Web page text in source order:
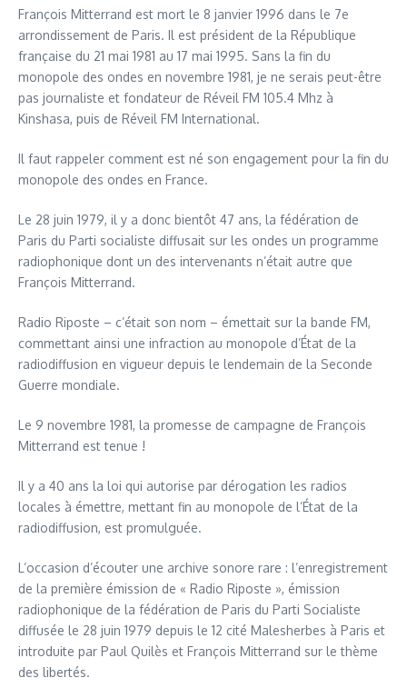
François Mitterrand est mort le 8 janvier 1996 dans le 7e
arrondissement de Paris. Il est président de la République
française du 21 mai 1981 au 17 mai 1995. Sans la fin du
monopole des ondes en novembre 1981, je ne serais peut-être
pas journaliste et fondateur de Réveil FM 105.4 Mhz à
Kinshasa, puis de Réveil FM International.
Il faut rappeler comment est né son engagement pour la fin du
monopole des ondes en France.
Le 28 juin 1979, il y a donc bientôt 47 ans, la fédération de
Paris du Parti socialiste diffusait sur les ondes un programme
radiophonique dont un des intervenants n’était autre que
François Mitterrand.
Radio Riposte – c’était son nom – émettait sur la bande FM,
commettant ainsi une infraction au monopole d’État de la
radiodiffusion en vigueur depuis le lendemain de la Seconde
Guerre mondiale.
Le 9 novembre 1981, la promesse de campagne de François
Mitterrand est tenue !
Il y a 40 ans la loi qui autorise par dérogation les radios
locales à émettre, mettant fin au monopole de l’État de la
radiodiffusion, est promulguée.
L’occasion d’écouter une archive sonore rare : l’enregistrement
de la première émission de « Radio Riposte », émission
radiophonique de la fédération de Paris du Parti Socialiste
diffusée le 28 juin 1979 depuis le 12 cité Malesherbes à Paris et
introduite par Paul Quilès et François Mitterrand sur le thème
des libertés.